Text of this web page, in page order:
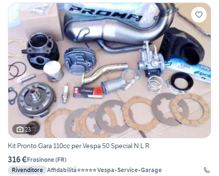
23
Kit Pronto Gara 110cc per Vespa 50 Special N L R
316 €Frosinone(FR)
Rivenditore Affidabilità⭐⭐⭐⭐⭐ Vespa•Service•Garage